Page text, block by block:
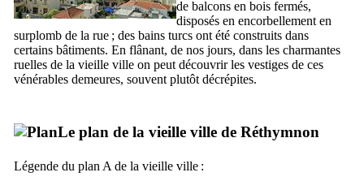
de balcons en bois fermés,
disposés en encorbellement en
surplomb de la rue ; des bains turcs ont été construits dans
certains bâtiments. En flânant, de nos jours, dans les charmantes
ruelles de la vieille ville on peut découvrir les vestiges de ces
vénérables demeures, souvent plutôt décrépites.
Le plan de la vieille ville de Réthymnon
Légende du plan A de la vieille ville :